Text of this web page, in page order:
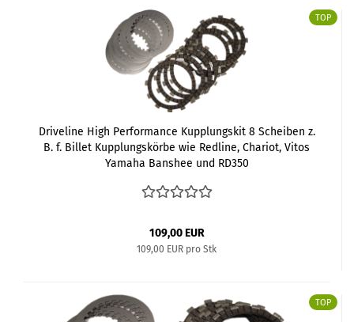
TOP
Driveline High Performance Kupplungskit 8 Scheiben z.
B. f. Billet Kupplungskörbe wie Redline, Chariot, Vitos
Yamaha Banshee und RD350
109,00 EUR
109,00 EUR pro Stk
TOP